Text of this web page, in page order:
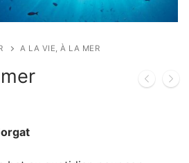
A LA VIE, À LA MER